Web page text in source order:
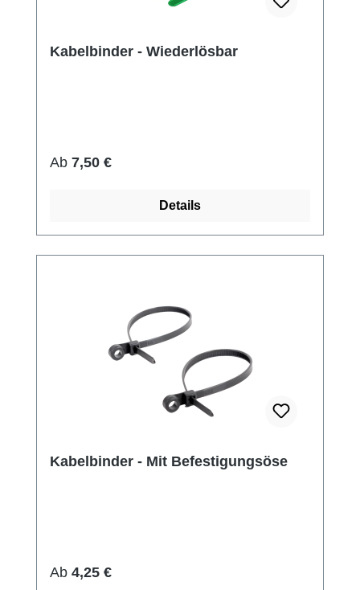
Kabelbinder - Wiederlösbar
Regulärer Preis:
Ab 7,50 €
Details
Kabelbinder - Mit Befestigungsöse
Regulärer Preis:
Ab 4,25 €